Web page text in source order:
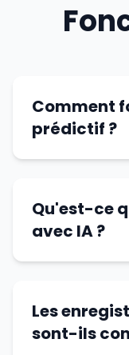
Comment
prédictif ?
Qu'est-ce
avec IA ?
Les
sont-ils